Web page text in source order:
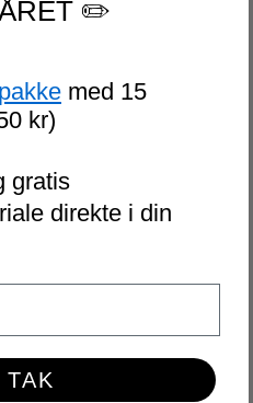
✏️
med 15
kr)
gratis
direkte i din